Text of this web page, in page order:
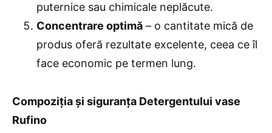
puternice sau chimicale neplăcute.
Concentrare optimă – o cantitate mică de
produs oferă rezultate excelente, ceea ce îl
face economic pe termen lung.
Compoziția și siguranța Detergentului vase
Rufino